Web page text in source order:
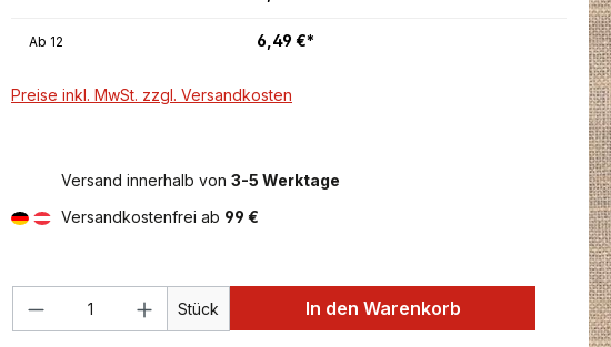
Ab 12 6,49 €*
Preise inkl. MwSt. zzgl. Versandkosten
Versand innerhalb von 3-5 Werktage
Versandkostenfrei ab 99 €
Produkt Anzahl: Gib den gewünschten Wert
Stück In den Warenkorb